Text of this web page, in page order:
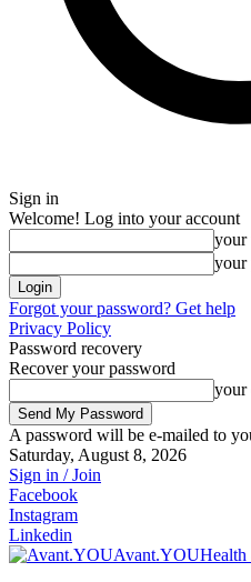
Sign in
Welcome! Log into your account
your
your
Forgot your password? Get help
Privacy Policy
Password recovery
Recover your password
your
A password will be e-mailed to
Saturday, August 8, 2026
Sign in / Join
Facebook
Instagram
Linkedin
Avant.YOU